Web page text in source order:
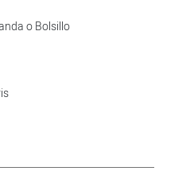
o Bolsillo